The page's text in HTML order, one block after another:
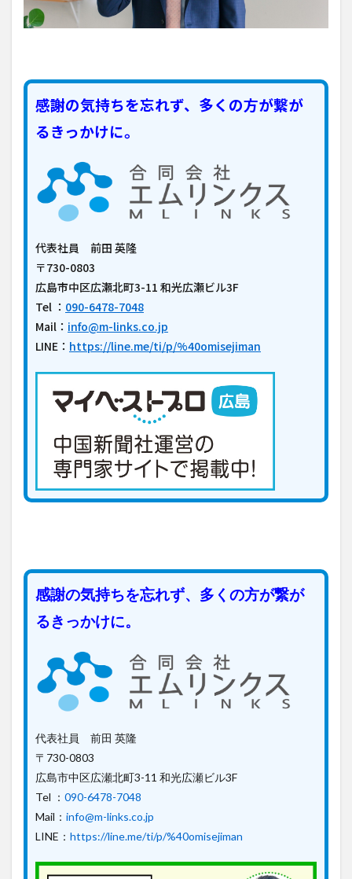
感謝の気持ちを忘れず、多くの方が繋が
るきっかけに。
代表社員 前田 英隆
〒730-0803
広島市中区広瀬北町3-11 和光広瀬ビル3F
Tel ： 090-6478-7048
Mail： info@m-links.co.jp
LINE： https://line.me/ti/p/%40omisejiman
感謝の気持ちを忘れず、多くの方が繋が
るきっかけに。
代表社員 前田 英隆
〒730-0803
広島市中区広瀬北町3-11 和光広瀬ビル3F
Tel ： 090-6478-7048
Mail： info@m-links.co.jp
LINE： https://line.me/ti/p/%40omisejiman